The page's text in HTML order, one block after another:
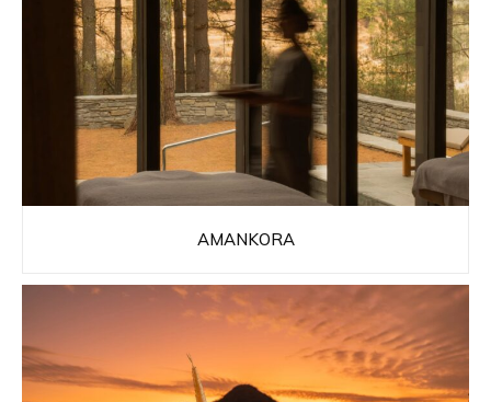
AMANKORA